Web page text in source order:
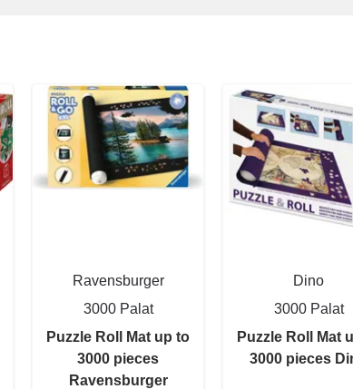
Ravensburger
3000 Palat
Puzzle Roll Mat up to
3000 pieces
Ravensburger
Dino
3000 Palat
Puzzle Roll Mat
3000 pieces